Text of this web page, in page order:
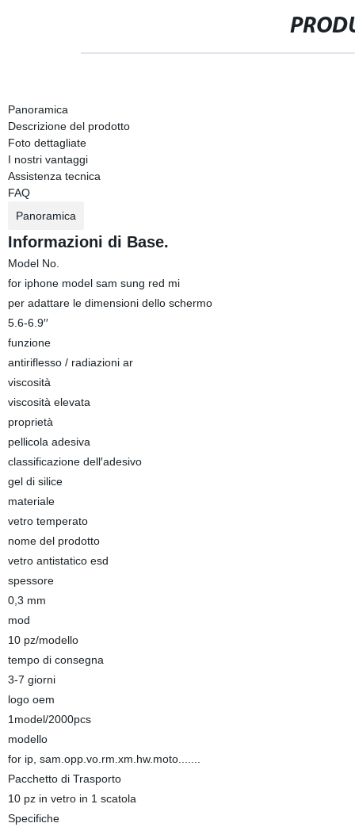
Panoramica
Descrizione del prodotto
Foto dettagliate
I nostri vantaggi
Assistenza tecnica
FAQ
Panoramica
Informazioni di Base.
Model No.
for iphone model sam sung red mi
per adattare le dimensioni dello schermo
5.6-6.9′′
funzione
antiriflesso / radiazioni ar
viscosità
viscosità elevata
proprietà
pellicola adesiva
classificazione dell′adesivo
gel di silice
materiale
vetro temperato
nome del prodotto
vetro antistatico esd
spessore
0,3 mm
mod
10 pz/modello
tempo di consegna
3-7 giorni
logo oem
1model/2000pcs
modello
for ip, sam.opp.vo.rm.xm.hw.moto.......
Pacchetto di Trasporto
10 pz in vetro in 1 scatola
Specifiche